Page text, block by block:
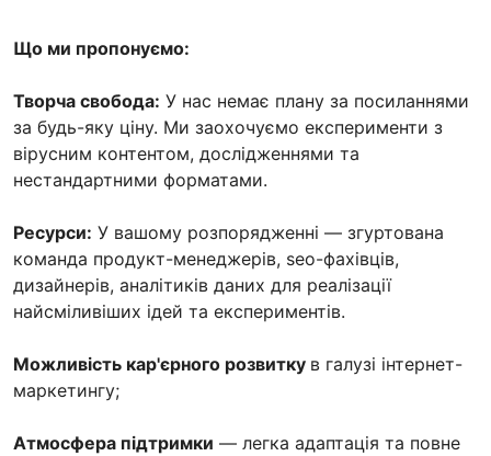
Що ми пропонуємо:
Творча свобода: У нас немає плану за посиланнями
за будь-яку ціну. Ми заохочуємо експерименти з
вірусним контентом, дослідженнями та
нестандартними форматами.
Ресурси: У вашому розпорядженні — згуртована
команда продукт-менеджерів, seo-фахівців,
дизайнерів, аналітиків даних для реалізації
найсміливіших ідей та експериментів.
Можливість кар'єрного розвитку в галузі інтернет-
маркетингу;
Атмосфера підтримки — легка адаптація та повне